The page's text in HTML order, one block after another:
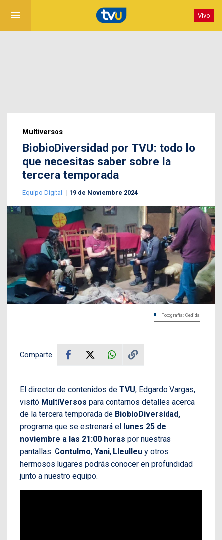
menu Vivo
Multiversos
BiobioDiversidad por TVU: todo lo
que necesitas saber sobre la
tercera temporada
Equipo Digital 19 de Noviembre 2024
Fotografía: Cedida
Comparte
El director de contenidos de TVU, Edgardo Vargas,
visitó MultiVersos para contarnos detalles acerca
de la tercera temporada de BiobioDiversidad,
programa que se estrenará el lunes 25 de
noviembre a las 21:00 horas por nuestras
pantallas. Contulmo, Yani, Lleulleu y otros
hermosos lugares podrás conocer en profundidad
junto a nuestro equipo.